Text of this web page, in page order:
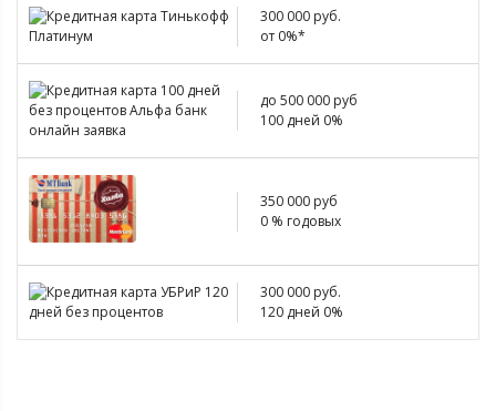
300 000 руб.
от 0%*
до 500 000 руб
100 дней 0%
350 000 руб
0 % годовых
300 000 руб.
120 дней 0%